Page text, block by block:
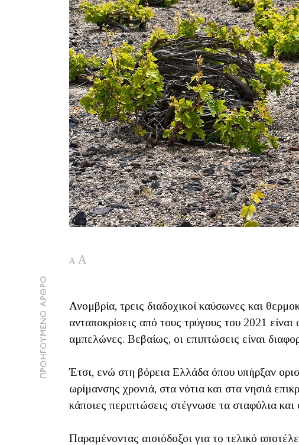
ΠΡΟΗΓΟΥΜΕΝΟ ΑΡΘΡΟ
A A
Ανομβρία, τρεις διαδοχικοί καύσωνες και
ανταποκρίσεις από τους τρύγους του 2021
αμπελώνες. Βεβαίως, οι επιπτώσεις είναι
Έτσι, ενώ στη βόρεια Ελλάδα όπου υπήρξαν
ωρίμανσης χρονιά, στα νότια και στα νησιά
κάποιες περιπτώσεις στέγνωσε τα σταφύλια
Παραμένοντας αισιόδοξοι για το τελικό